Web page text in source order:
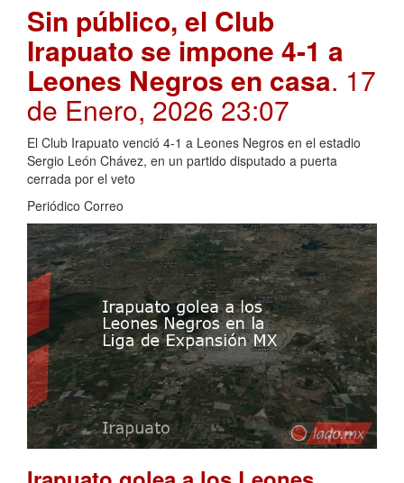
Sin público, el Club
Irapuato se impone 4-1 a
Leones Negros en casa. 17
de Enero, 2026 23:07
El Club Irapuato venció 4-1 a Leones Negros en el estadio
Sergio León Chávez, en un partido disputado a puerta
cerrada por el veto
Periódico Correo